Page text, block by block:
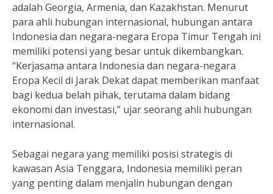
adalah Georgia, Armenia, dan Kazakhstan. Menurut
para ahli hubungan internasional, hubungan antara
Indonesia dan negara-negara Eropa Timur Tengah ini
memiliki potensi yang besar untuk dikembangkan.
“Kerjasama antara Indonesia dan negara-negara
Eropa Kecil di Jarak Dekat dapat memberikan manfaat
bagi kedua belah pihak, terutama dalam bidang
ekonomi dan investasi,” ujar seorang ahli hubungan
internasional.
Sebagai negara yang memiliki posisi strategis di
kawasan Asia Tenggara, Indonesia memiliki peran
yang penting dalam menjalin hubungan dengan